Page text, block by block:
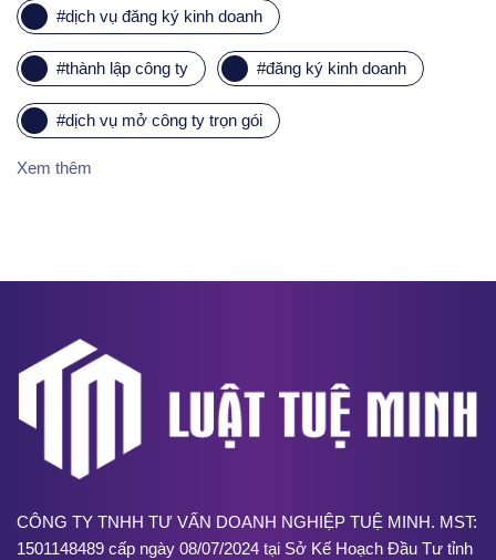
#dịch vụ đăng ký kinh doanh
#thành lập công ty #đăng ký kinh doanh
#dịch vụ mở công ty trọn gói
Xem thêm
CÔNG TY TNHH TƯ VẤN DOANH NGHIỆP TUỆ MINH. MST:
1501148489 cấp ngày 08/07/2024 tại Sở Kế Hoạch Đầu Tư tỉnh